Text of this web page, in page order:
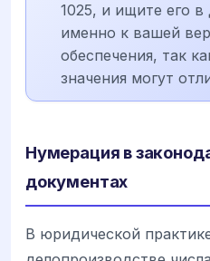
1025, и ищите его
именно к вашей
обеспечения, так
значения могут
Нумерация в
документах
В юридической